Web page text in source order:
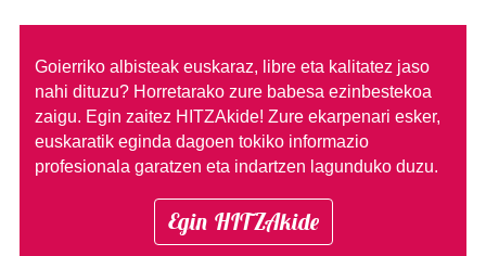
Goierriko albisteak euskaraz, libre eta kalitatez jaso
nahi dituzu? Horretarako zure babesa ezinbestekoa
zaigu. Egin zaitez HITZAkide! Zure ekarpenari esker,
euskaratik eginda dagoen tokiko informazio
profesionala garatzen eta indartzen lagunduko duzu.
Egin HITZAkide